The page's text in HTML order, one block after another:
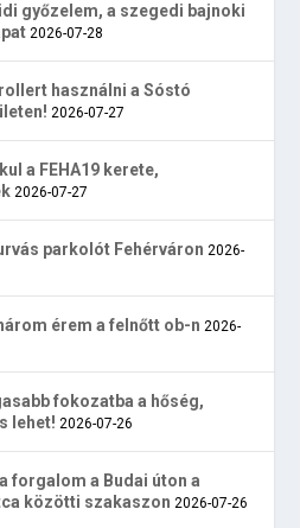
győzelem, a szegedi bajnoki
2026-07-28
használni a Sóstó
2026-07-27
a FEHA19 kerete,
2026-07-27
parkolót Fehérváron 2026-
érem a felnőtt ob-n 2026-
fokozatba a hőség,
lehet! 2026-07-26
forgalom a Budai úton a
közötti szakaszon 2026-07-26